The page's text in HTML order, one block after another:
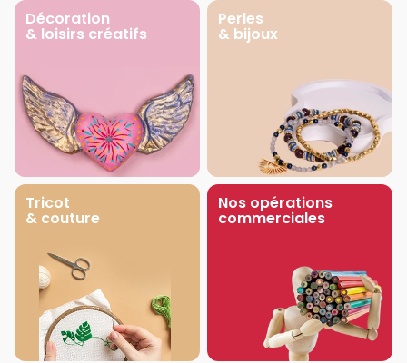
Décoration
& loisirs créatifs
Perles
& bijoux
Tricot
& couture
Nos opérations
commerciales